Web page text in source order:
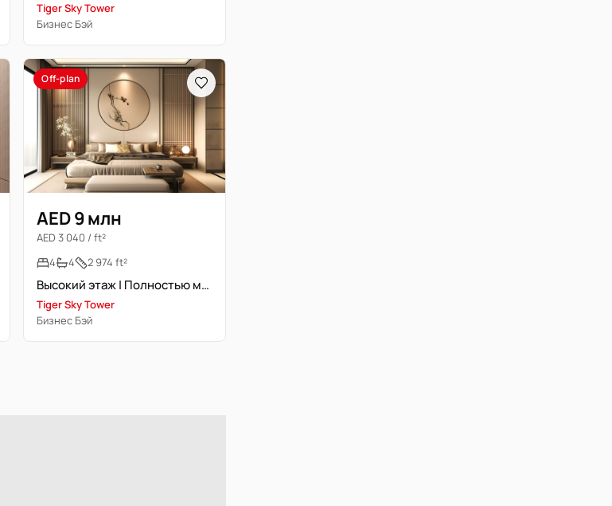
Tiger Sky Tower
Бизнес Бэй
Off-plan
AED 9 млн
AED 3 040 / ft²
4
4 2 974 ft²
Высокий этаж | Полностью меблирована | Новостройка
Tiger Sky Tower
Бизнес Бэй